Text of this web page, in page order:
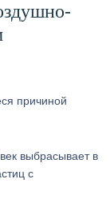
причиной
выбрасывает в
с